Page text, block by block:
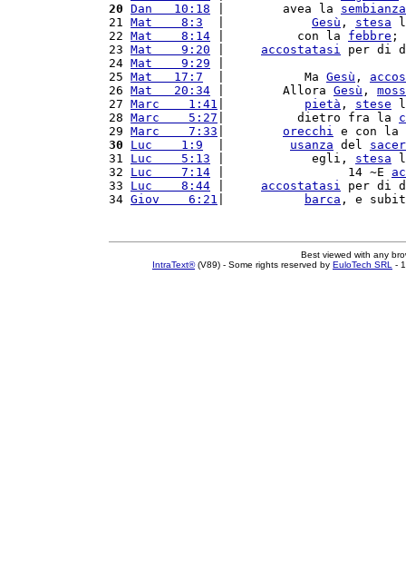
20 Dan   10:18 |        avea la sembianza
21 Mat    8:3 Gesù , stesa
22 Mat    8:14 |          con la febbre ;
23 Mat    9:20 accostatasi per di
24 Mat    9:29
25 Mat   17:7
  |           Ma
Gesù ,
26 Mat   20:34 |        Allora Gesù ,
27 Marc    1:41 pietà , stese
28 Marc    5:27 |          dietro fra la
29 Marc    7:33 orecchi e con la
30
Luc    1:9 usanza del
31 Luc    5:13 |            egli, stesa
32 Luc    7:14 |                 14 ~E
33 Luc    8:44 accostatasi per di
34 Giov    6:21 barca , e
Best viewed with any
IntraText®(V89) - Some rights reserved by EuloTech SRL -